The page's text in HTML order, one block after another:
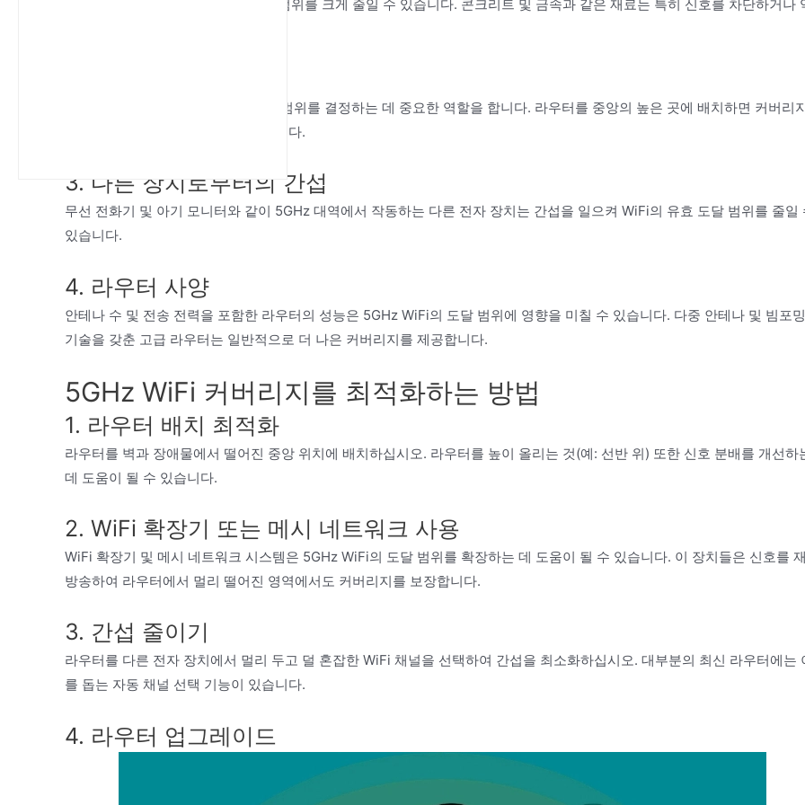
벽, 바닥, 가구는 5GHz WiFi의 도달 범위를 크게 줄일 수 있습니다. 콘크리트 및 금속과 같은 재료는 특히 신호를 차단하거나
라우터의 위치는 5GHz WiFi의 도달 범위를 결정하는 데 중요한 역할을 합니다. 라우터를 중앙의 높은 곳에 배치하면 커버리
를 극대화하는 데 도움이 될 수 있습니다.
3. 다른 장치로부터의 간섭
무선 전화기 및 아기 모니터와 같이 5GHz 대역에서 작동하는 다른 전자 장치는 간섭을 일으켜 WiFi의 유효 도달 범위를 줄일
있습니다.
4. 라우터 사양
안테나 수 및 전송 전력을 포함한 라우터의 성능은 5GHz WiFi의 도달 범위에 영향을 미칠 수 있습니다. 다중 안테나 및 빔포밍
기술을 갖춘 고급 라우터는 일반적으로 더 나은 커버리지를 제공합니다.
5GHz WiFi 커버리지를 최적화하는 방법
1. 라우터 배치 최적화
라우터를 벽과 장애물에서 떨어진 중앙 위치에 배치하십시오. 라우터를 높이 올리는 것(예: 선반 위) 또한 신호 분배를 개선하
데 도움이 될 수 있습니다.
2. WiFi 확장기 또는 메시 네트워크 사용
WiFi 확장기 및 메시 네트워크 시스템은 5GHz WiFi의 도달 범위를 확장하는 데 도움이 될 수 있습니다. 이 장치들은 신호를 재
방송하여 라우터에서 멀리 떨어진 영역에서도 커버리지를 보장합니다.
3. 간섭 줄이기
라우터를 다른 전자 장치에서 멀리 두고 덜 혼잡한 WiFi 채널을 선택하여 간섭을 최소화하십시오. 대부분의 최신 라우터에는
를 돕는 자동 채널 선택 기능이 있습니다.
4. 라우터 업그레이드